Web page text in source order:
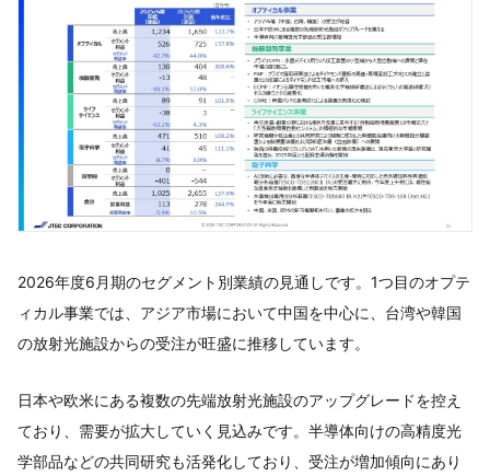
2026年度6月期のセグメント別業績の見通しです。1つ目のオプテ
ィカル事業では、アジア市場において中国を中心に、台湾や韓国
の放射光施設からの受注が旺盛に推移しています。
日本や欧米にある複数の先端放射光施設のアップグレードを控え
ており、需要が拡大していく見込みです。半導体向けの高精度光
学部品などの共同研究も活発化しており、受注が増加傾向にあり